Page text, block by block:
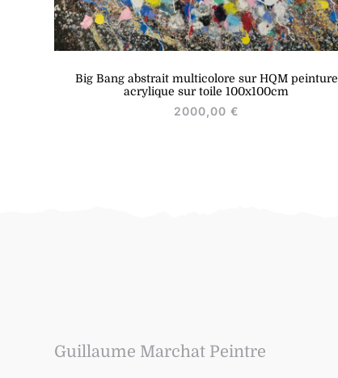
Big Bang abstrait multicolore sur HQM peinture
acrylique sur toile 100x100cm
2000,00 €
Guillaume Marchat Peintre